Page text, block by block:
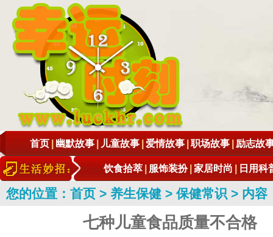
首页 幽默故事 儿童故事 爱情故事 职场故事 励志故
饮食拾萃 服饰装扮 家居时尚 日用科
您的位置： 首页 > 养生保健 >保健常识 > 内容
七种儿童食品质量不合格